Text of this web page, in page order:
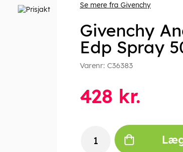
Se mere fra Givenchy
Givenchy
Edp Spray
Varenr: C36383
428 kr.